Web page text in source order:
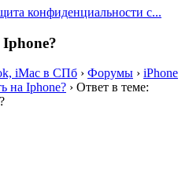
конфиденциальности с...
iMac в СПб › Форумы › iPhone
на Iphone? › Ответ в теме: